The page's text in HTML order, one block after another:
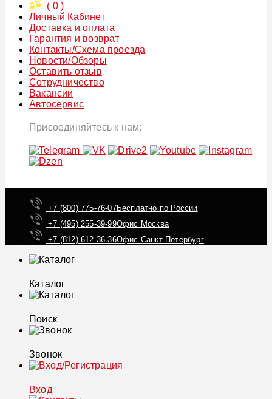
( 0)
Личный Кабинет
Доставка и оплата
Гарантия и возврат
Контакты/Схема проезда
Новости/Обзоры
Оставить отзыв
Сотрудничество
Вакансии
Автосервис
Присоединяйтесь к нам:
+7 (800) 775-76-07Бесплатно по России
+7 (495) 255-39-99Офис Москва
+7 (812) 612-36-36Офис Санкт-Петербург
Каталог
Поиск
Звонок
Вход